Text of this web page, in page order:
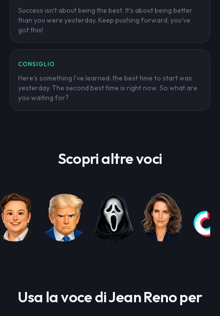
Success isn't about being the best. It's about being better
than you were yesterday. Keep pushing forward, you've
got this!
CONSIGLIO
Here's something I've learned: the best time to start was
yesterday. The second best time is right now. So what are
you waiting for?
Scopri altre voci
Usa la voce di Jean Reno per